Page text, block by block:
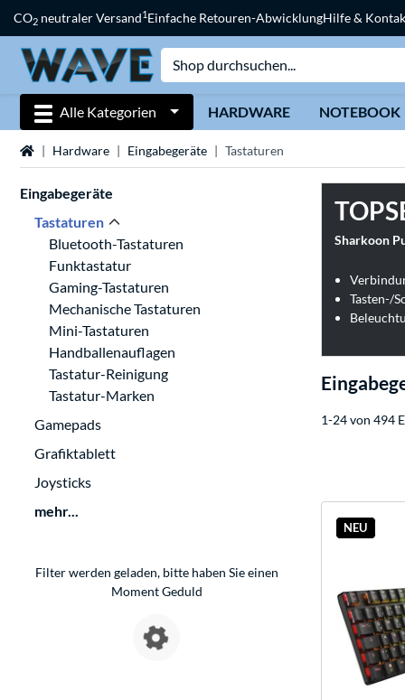
CO2 neutraler Versand1Einfache Retouren-AbwicklungHilfe &
Alle Kategorien HARDWARE NOTEBOOK
StartseiteHardware Eingabegeräte Tastaturen
Eingabegeräte
Tastaturen
Bluetooth-Tastaturen
Funktastatur
Gaming-Tastaturen
Mechanische Tastaturen
Mini-Tastaturen
Handballenauflagen
Tastatur-Reinigung
Tastatur-Marken
Gamepads
Grafiktablett
Joysticks
mehr...
Filter werden geladen, bitte haben Sie einen
Moment Geduld
Sharkoon
Tasten-/
1-24 von 494
NEU